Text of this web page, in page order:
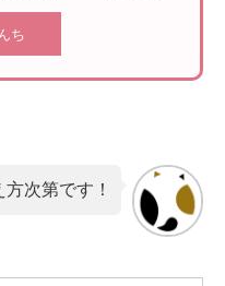
ち
次第です！